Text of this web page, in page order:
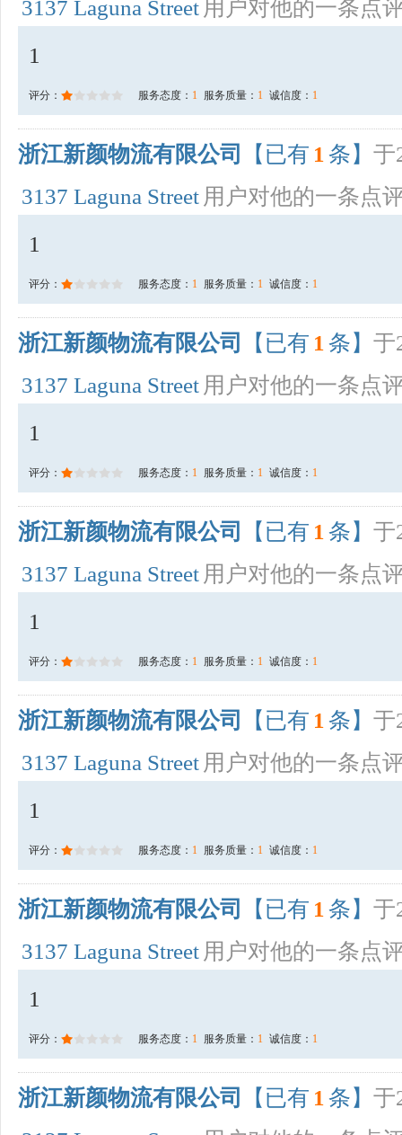
3137 Laguna Street 用户对他的一条点
1
评分： 服务态度： 1 服务质量： 1 诚信度： 1
浙江新颜物流有限公司 【已有 1 条】 于
3137 Laguna Street 用户对他的一条点
1
评分： 服务态度： 1 服务质量： 1 诚信度： 1
浙江新颜物流有限公司 【已有 1 条】 于
3137 Laguna Street 用户对他的一条点
1
评分： 服务态度： 1 服务质量： 1 诚信度： 1
浙江新颜物流有限公司 【已有 1 条】 于
3137 Laguna Street 用户对他的一条点
1
评分： 服务态度： 1 服务质量： 1 诚信度： 1
浙江新颜物流有限公司 【已有 1 条】 于
3137 Laguna Street 用户对他的一条点
1
评分： 服务态度： 1 服务质量： 1 诚信度： 1
浙江新颜物流有限公司 【已有 1 条】 于
3137 Laguna Street 用户对他的一条点
1
评分： 服务态度： 1 服务质量： 1 诚信度： 1
浙江新颜物流有限公司 【已有 1 条】 于